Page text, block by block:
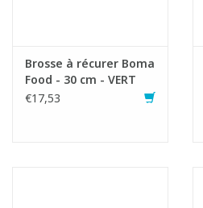
Brosse à récurer Boma
Food - 30 cm - VERT
€17,53